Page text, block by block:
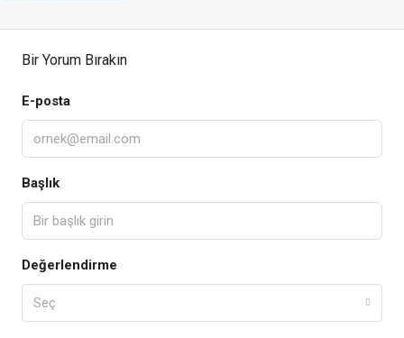
Bir Yorum Bırakın
E-posta
Başlık
Değerlendirme
Seç